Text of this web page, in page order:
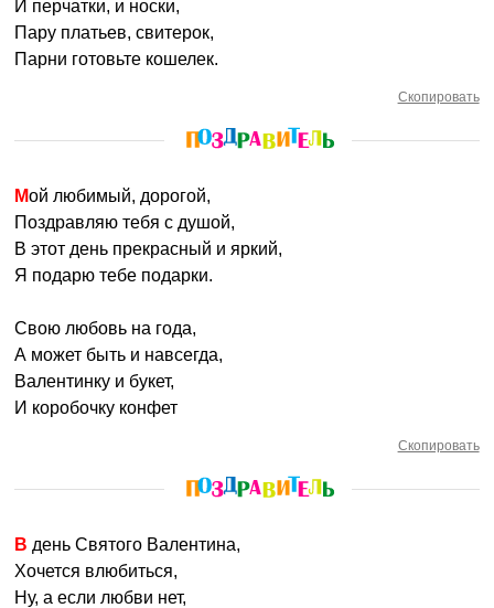
И перчатки, и носки,
Пару платьев, свитерок,
Парни готовьте кошелек.
Скопировать
Мой любимый, дорогой,
Поздравляю тебя с душой,
В этот день прекрасный и яркий,
Я подарю тебе подарки.
Свою любовь на года,
А может быть и навсегда,
Валентинку и букет,
И коробочку конфет
Скопировать
В день Святого Валентина,
Хочется влюбиться,
Ну, а если любви нет,